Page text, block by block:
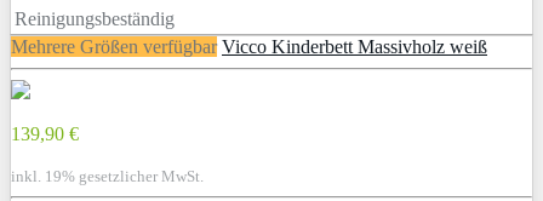
Reinigungsbeständig
Mehrere Größen verfügbar Vicco Kinderbett Massivholz weiß
139,90 €
inkl. 19% gesetzlicher MwSt.